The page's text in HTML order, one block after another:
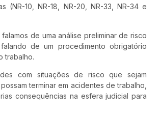
(NR-10, NR-18, NR-20, NR-33, NR-34 e
de uma análise preliminar de risco
falando de um procedimento obrigatório
trabalho.
com situações de risco que sejam
terminar em acidentes de trabalho,
consequências na esfera judicial para